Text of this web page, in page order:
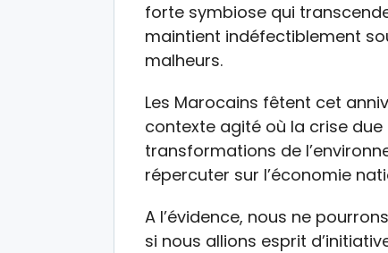
forte symbiose qui
maintient indéfectiblement
malheurs.
Les Marocains fêtent cet
contexte agité où la crise due
transformations de
répercuter sur l’économie
A l’évidence, nous ne
si nous allions esprit